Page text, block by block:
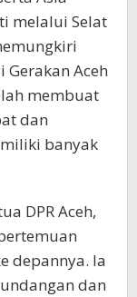
melalui Selat
Aceh
membuat
dan
banyak
DPR Aceh,
depannya. Ia
dan